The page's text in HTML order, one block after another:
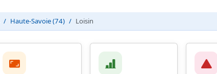
Haute-Savoie (74) Loisin